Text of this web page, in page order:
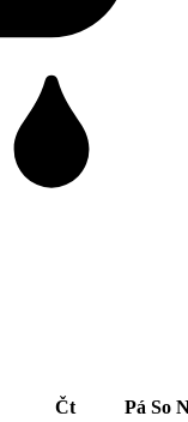
Čt Pá So